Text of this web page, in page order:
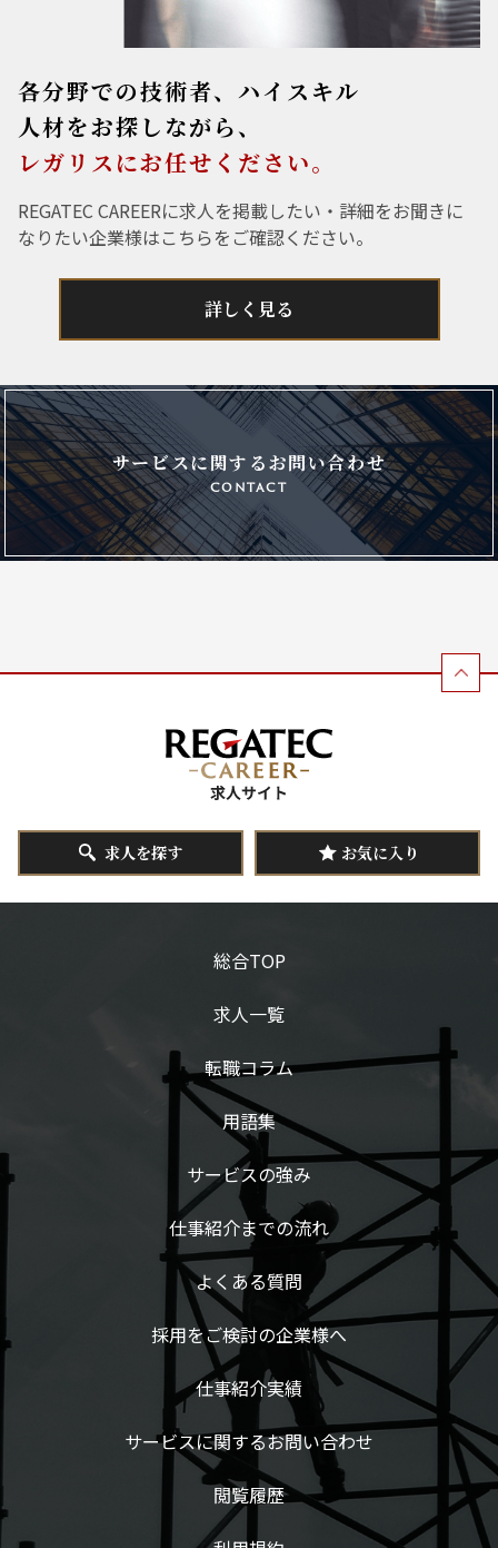
各分野での技術者、ハイスキル
人材をお探しながら、
レガリスにお任せください。
REGATEC CAREERに求人を掲載したい・詳細をお聞きに
なりたい企業様はこちらをご確認ください。
詳しく見る
サービスに関するお問い合わせ
contact
求人を探す お気に入り
総合TOP
求人一覧
転職コラム
用語集
サービスの強み
仕事紹介までの流れ
よくある質問
採用をご検討の企業様へ
仕事紹介実績
サービスに関するお問い合わせ
閲覧履歴